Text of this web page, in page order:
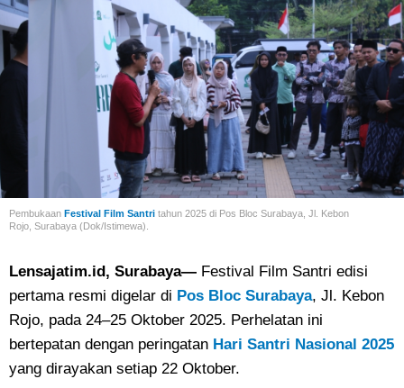
Pembukaan Festival Film Santri tahun 2025 di Pos Bloc Surabaya, Jl. Kebon
Rojo, Surabaya (Dok/Istimewa).
Lensajatim.id, Surabaya— Festival Film Santri edisi
pertama resmi digelar di Pos Bloc Surabaya, Jl. Kebon
Rojo, pada 24–25 Oktober 2025. Perhelatan ini
bertepatan dengan peringatan Hari Santri Nasional 2025
yang dirayakan setiap 22 Oktober.